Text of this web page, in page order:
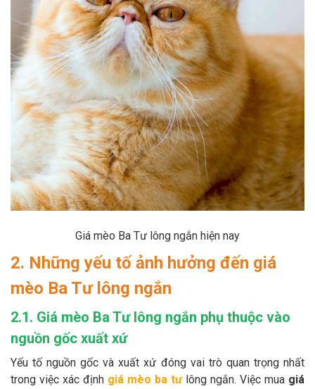
Giá mèo Ba Tư lông ngắn hiện nay
2. Những yếu tố ảnh hưởng đến giá
mèo Ba Tư lông ngắn
2.1. Giá mèo Ba Tư lông ngắn phụ thuộc vào
nguồn gốc xuất xứ
Yếu tố nguồn gốc và xuất xứ đóng vai trò quan trọng nhất
trong việc xác định giá mèo ba tư lông ngắn. Việc mua giá